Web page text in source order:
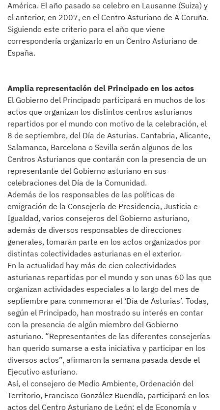
América. El año pasado se celebro en Lausanne (Suiza) y
el anterior, en 2007, en el Centro Asturiano de A Coruña.
Siguiendo este criterio para el año que viene
correspondería organizarlo en un Centro Asturiano de
España.
Amplia representación del Principado en los actos
El Gobierno del Principado participará en muchos de los
actos que organizan los distintos centros asturianos
repartidos por el mundo con motivo de la celebración, el
8 de septiembre, del Día de Asturias. Cantabria, Alicante,
Salamanca, Barcelona o Sevilla serán algunos de los
Centros Asturianos que contarán con la presencia de un
representante del Gobierno asturiano en sus
celebraciones del Día de la Comunidad.
Además de los responsables de las políticas de
emigración de la Consejería de Presidencia, Justicia e
Igualdad, varios consejeros del Gobierno asturiano,
además de diversos responsables de direcciones
generales, tomarán parte en los actos organizados por
distintas colectividades asturianas en el exterior.
En la actualidad hay más de cien colectividades
asturianas repartidas por el mundo y son unas 60 las que
organizan actividades especiales a lo largo del mes de
septiembre para conmemorar el ‘Día de Asturias’. Todas,
según el Principado, han mostrado su interés en contar
con la presencia de algún miembro del Gobierno
asturiano. “Representantes de las diferentes consejerías
han querido sumarse a esta iniciativa y participar en los
diversos actos”, afirmaron la semana pasada desde el
Ejecutivo asturiano.
Así, el consejero de Medio Ambiente, Ordenación del
Territorio, Francisco González Buendía, participará en los
actos del Centro Asturiano de León; el de Economía y